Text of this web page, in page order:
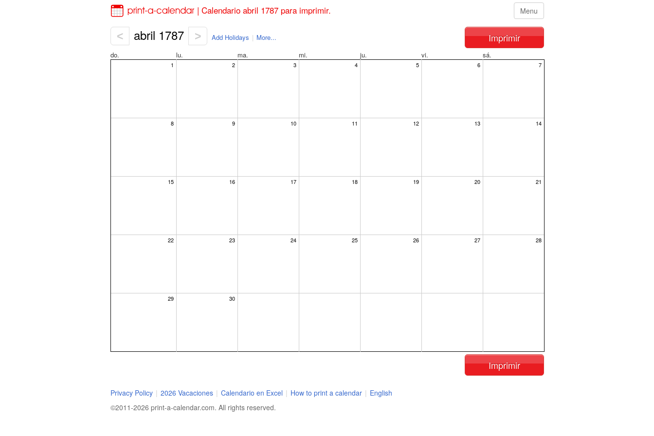
| Calendario abril 1787 para imprimir. Menu
< abril 1787 > Add Holidays | More... Imprimir
do. lu. ma. mi. ju. vi. sá.
1 2 3 4 5 6 7
8 9 10 11 12 13 14
15 16 17 18 19 20 21
22 23 24 25 26 27 28
29 30
Imprimir
Privacy Policy | 2026 Vacaciones | Calendario en Excel | How to print a calendar | English
©2011-2026 print-a-calendar.com. All rights reserved.